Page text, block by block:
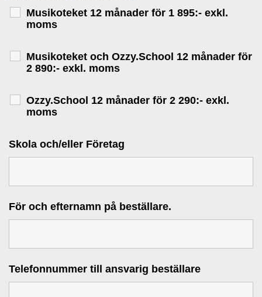
Musikoteket 12 månader för 1 895:- exkl.
moms
Musikoteket och Ozzy.School 12 månader för
2 890:- exkl. moms
Ozzy.School 12 månader för 2 290:- exkl.
moms
Skola och/eller Företag
För och efternamn på beställare.
Telefonnummer till ansvarig beställare